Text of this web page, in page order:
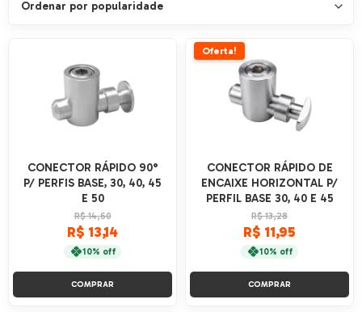
CONECTOR RÁPIDO 90°
P/ PERFIS BASE, 30, 40, 45
E 50
R$ 14,60
R$ 13,14
10% off
COMPRAR
Oferta!
CONECTOR RÁPIDO DE
ENCAIXE HORIZONTAL P/
PERFIL BASE 30, 40 E 45
R$ 13,28
R$ 11,95
10% off
COMPRAR